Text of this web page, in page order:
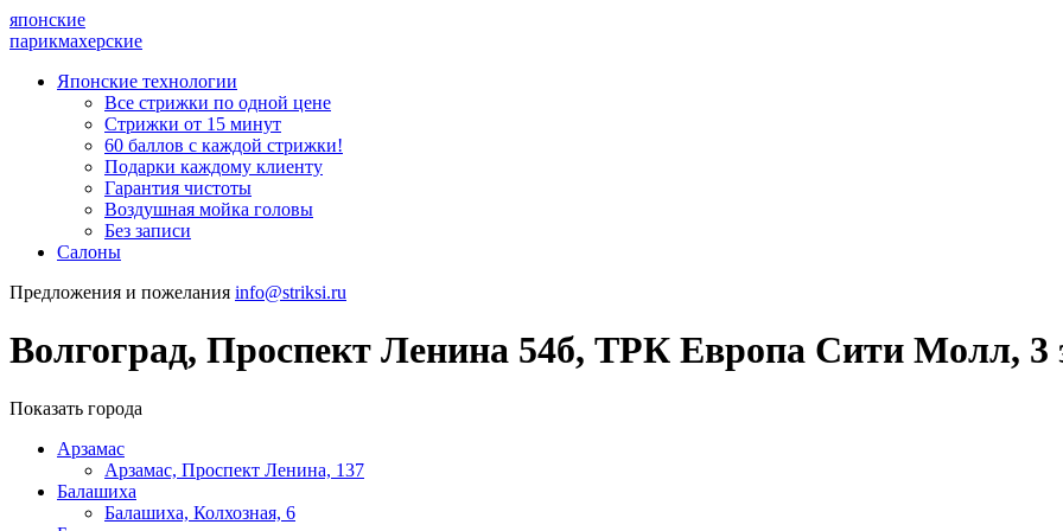
японские
парикмахерские
Японские технологии
Все стрижки по одной цене
Стрижки от 15 минут
60 баллов с каждой стрижки!
Подарки каждому клиенту
Гарантия чистоты
Воздушная мойка головы
Без записи
Салоны
Предложения и пожелания info@striksi.ru
Волгоград, Проспект Ленина 54б, ТРК Европа Сити Молл, 3
Показать города
Арзамас
Арзамас, Проспект Ленина, 137
Балашиха
Балашиха, Колхозная, 6